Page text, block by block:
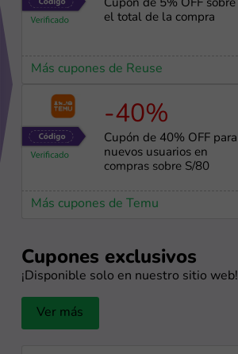
Cupón de 5% OFF sobre
el total de la compra
Más cupones de Reuse
-40%
Cupón de 40% OFF para
nuevos usuarios en
compras sobre S/80
Más cupones de Temu
Cupones exclusivos
¡Disponible solo en nuestro sitio web!
Ver más